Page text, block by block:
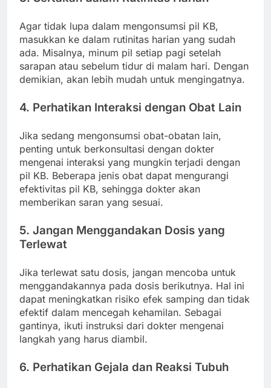
Agar tidak lupa dalam mengonsumsi pil KB,
masukkan ke dalam rutinitas harian yang sudah
ada. Misalnya, minum pil setiap pagi setelah
sarapan atau sebelum tidur di malam hari. Dengan
demikian, akan lebih mudah untuk mengingatnya.
4. Perhatikan Interaksi dengan Obat Lain
Jika sedang mengonsumsi obat-obatan lain,
penting untuk berkonsultasi dengan dokter
mengenai interaksi yang mungkin terjadi dengan
pil KB. Beberapa jenis obat dapat mengurangi
efektivitas pil KB, sehingga dokter akan
memberikan saran yang sesuai.
5. Jangan Menggandakan Dosis yang
Terlewat
Jika terlewat satu dosis, jangan mencoba untuk
menggandakannya pada dosis berikutnya. Hal ini
dapat meningkatkan risiko efek samping dan tidak
efektif dalam mencegah kehamilan. Sebagai
gantinya, ikuti instruksi dari dokter mengenai
langkah yang harus diambil.
6. Perhatikan Gejala dan Reaksi Tubuh